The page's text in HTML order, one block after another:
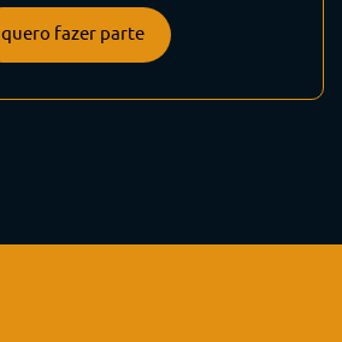
quero fazer parte